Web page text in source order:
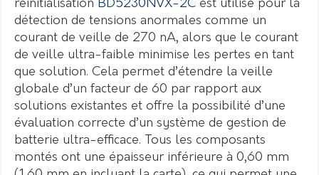
réinitialisation BD5230NVX-2C est utilisé pour la
détection de tensions anormales comme un
courant de veille de 270 nA, alors que le courant
de veille ultra-faible minimise les pertes en tant
que solution. Cela permet d’étendre la veille
globale d’un facteur de 60 par rapport aux
solutions existantes et offre la possibilité d’une
évaluation correcte d’un système de gestion de
batterie ultra-efficace. Tous les composants
montés ont une épaisseur inférieure à 0,60 mm